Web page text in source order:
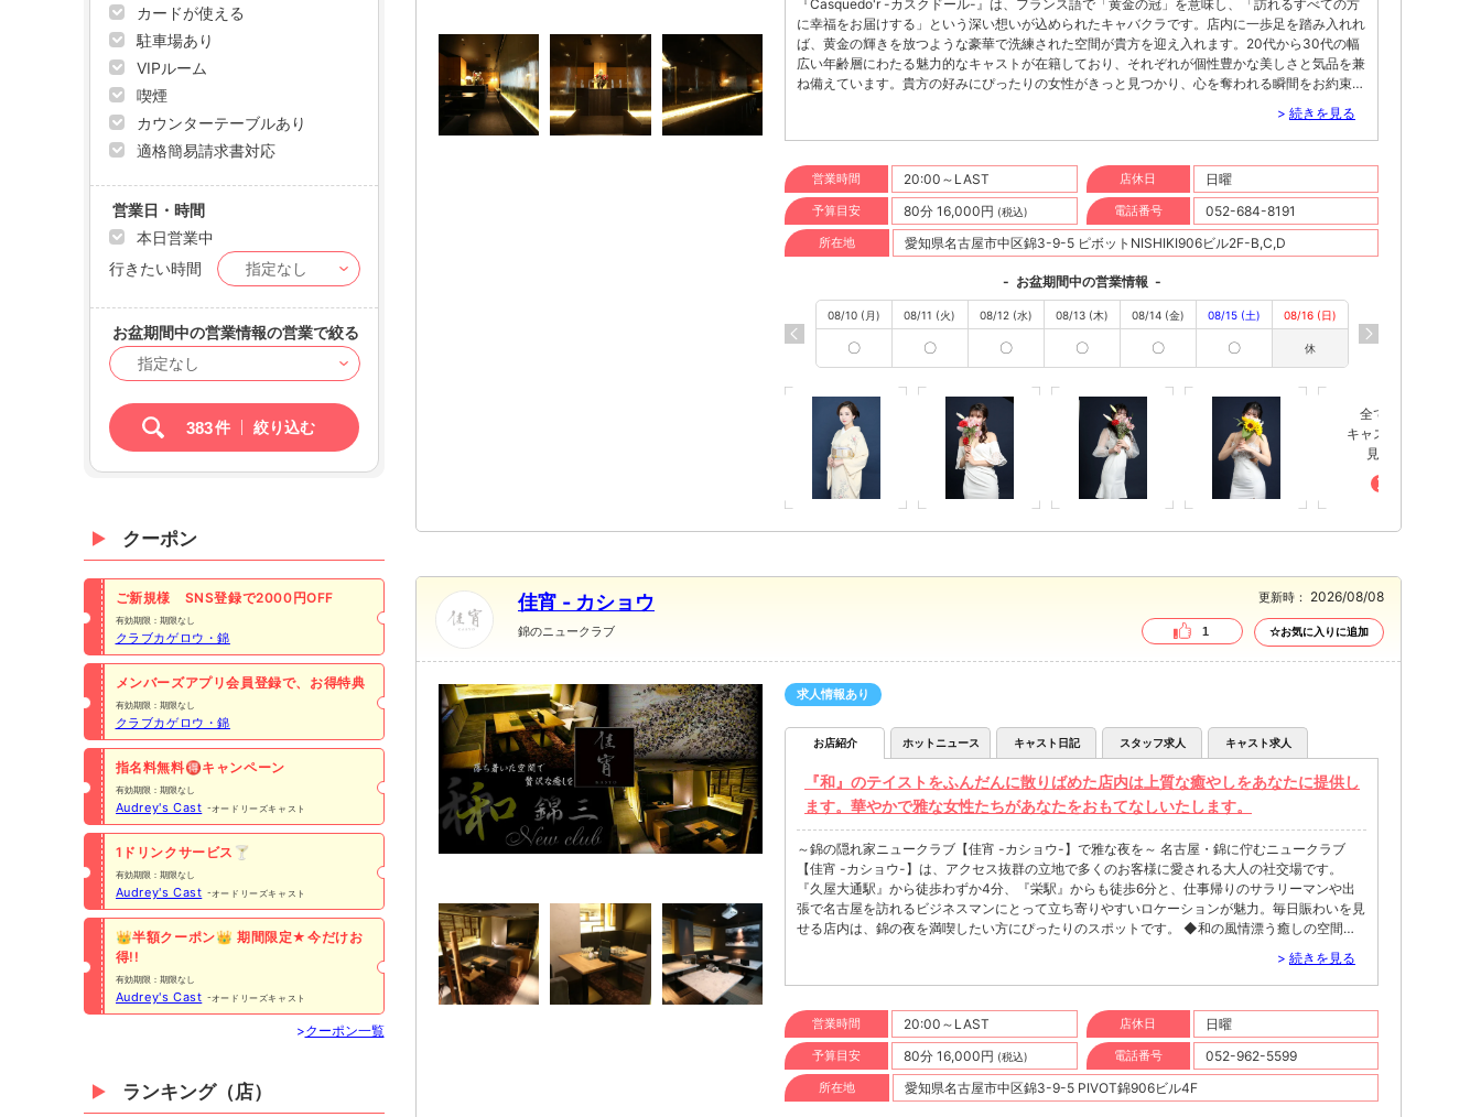
『Casquedo'r -カスクドール-』は、フランス語で「黄金の冠」を意味し、「訪れるすべての方
に幸福をお届けする」という深い想いが込められたキャバクラです。店内に一歩足を踏み入れれ
ば、黄金の輝きを放つような豪華で洗練された空間が貴方を迎え入れます。20代から30代の幅
広い年齢層にわたる魅力的なキャストが在籍しており、それぞれが個性豊かな美しさと気品を兼
ね備えています。貴方の好みにぴったりの女性がきっと見つかり、心を奪われる瞬間をお約束い
たします。 シャンデリアの柔らかな光が映し出す優雅な雰囲気の中、厳選されたシャンパンを
片手に、洗練されたキャストとの会話も弾みます。彼女たちの温かい笑顔と心遣いは、日々の喧
騒を忘れさせ、貴方に極上の癒しと至福のひとときをもたらすでしょう。お客様一人ひとりに寄
り添ったおもてなしで、訪れる皆様を笑顔に変えることを私たちの使命としています。
『Casquedo'r -カスクドール-』で過ごす時間は、貴方の人生に刻まれる特別な記憶となるはず
です。贅沢な空間、魅力的な女性キャスト、そして心からのおもてなしが織りなすかけがえのな
い体験をぜひお楽しみください。高級キャバクラをお探しの方、幸福感に満ちた夜を過ごしたい
方に最適な場所がここにあります。今宵、貴方を『Casquedo'r -カスクドール-』でお待ちして
おります。
> 続きを見る
営業時間 20:00～LAST 店休日 日曜
予算目安 80分 16,000円 (税込) 電話番号 052-684-8191
所在地 愛知県名古屋市中区錦3-9-5 ピボットNISHIKI906ビル2F-B,C,D
- お盆期間中の営業情報 -
08/10 (月)
〇
08/11 (火)
〇
08/12 (水)
〇
08/13 (木)
〇
08/14 (金)
〇
08/15 (土)
〇
08/16 (日)
休
全ての
キャストを
見る
佳宵 - カショウ
錦のニュークラブ
更新時： 2026/08/08
1 ☆お気に入りに追加
求人情報あり
お店紹介 ホットニュース キャスト日記 スタッフ求人 キャスト求人
『和』のテイストをふんだんに散りばめた店内は上質な癒やしをあなたに提供し
ます。華やかで雅な女性たちがあなたをおもてなしいたします。
～錦の隠れ家ニュークラブ【佳宵 -カショウ-】で雅な夜を～ 名古屋・錦に佇むニュークラブ
【佳宵 -カショウ-】は、アクセス抜群の立地で多くのお客様に愛される大人の社交場です。
『久屋大通駅』から徒歩わずか4分、『栄駅』からも徒歩6分と、仕事帰りのサラリーマンや出
張で名古屋を訪れるビジネスマンにとって立ち寄りやすいロケーションが魅力。毎日賑わいを見
せる店内は、錦の夜を満喫したい方にぴったりのスポットです。 ◆和の風情漂う癒しの空間◆
【佳宵 -カショウ-】の店内は、『和』のテイストが随所に散りばめられた上質な空間。木の温
もりを感じるインテリアや、ほのかに灯る和風の照明が織りなす落ち着いた雰囲気は、都会の喧
騒を忘れさせてくれる癒しのオアシスです。畳や竹を思わせるデザインが雅なムードを演出し、
心からリラックスできるひとときをお約束します。錦で和風のニュークラブをお探しの方に、ぜ
ひおすすめしたい一軒です。 ◆華やかで雅なキャストがおもてなし◆ 当店自慢のキャストは、
華やかさと気品を兼ね備えた女性たち。彼女たちの洗練された美しさと、細やかな心遣いに満ち
たおもてなしは、訪れるお客様に極上の満足感を与えます。一人ひとりに寄り添った会話や、さ
りげない笑顔が、日常の疲れを癒し、特別な夜を演出します。錦のニュークラブの中でも、キャ
ストのクオリティの高さで評判の【佳宵 -カショウ-】で、贅沢な時間をお過ごしください。
> 続きを見る
営業時間 20:00～LAST 店休日 日曜
予算目安 80分 16,000円 (税込) 電話番号 052-962-5599
所在地 愛知県名古屋市中区錦3-9-5 PIVOT錦906ビル4F
カードが使える
駐車場あり
VIPルーム
喫煙
カウンターテーブルあり
適格簡易請求書対応
営業日・時間
本日営業中
行きたい時間
お盆期間中の営業情報の営業で絞る
383件 絞り込む
クーポン
ご新規様 SNS登録で2000円OFF
有効期限：期限なし
クラブカゲロウ・錦
メンバーズアプリ会員登録で、お得特典
有効期限：期限なし
クラブカゲロウ・錦
指名料無料🉐キャンペーン
有効期限：期限なし
Audrey's Cast オードリーズキャスト
1ドリンクサービス🍸
有効期限：期限なし
Audrey's Cast オードリーズキャスト
👑半額クーポン👑 期間限定★今だけお
得!!
有効期限：期限なし
Audrey's Cast オードリーズキャスト
>クーポン一覧
ランキング（店）